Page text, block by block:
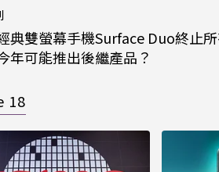
典雙螢幕手機Surface Duo終止
年可能推出後繼產品？
18